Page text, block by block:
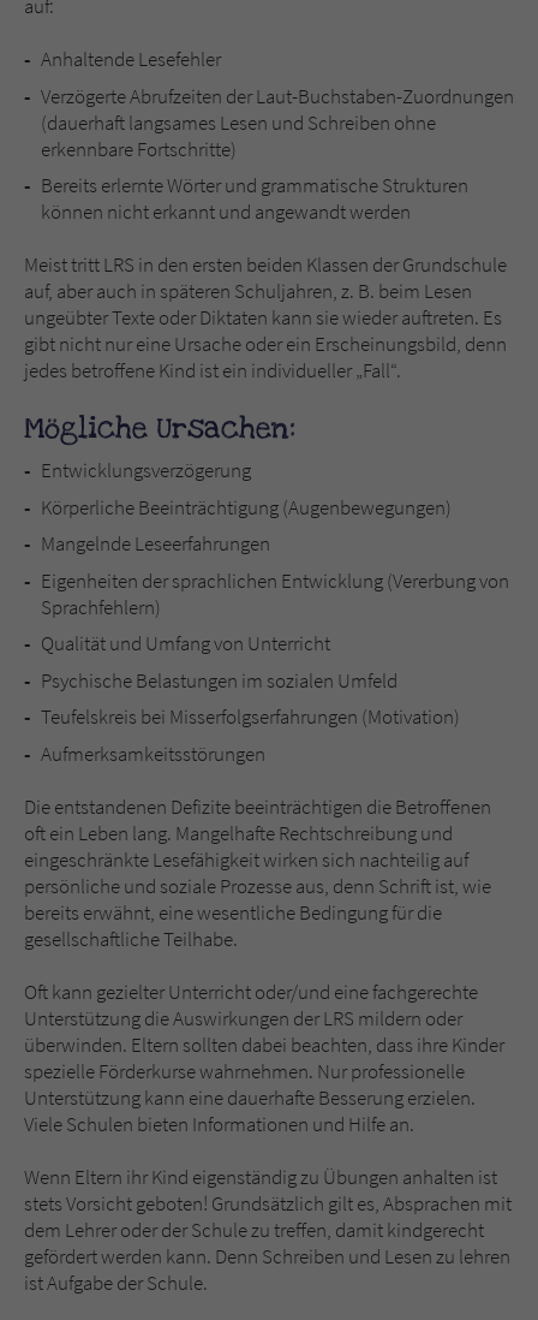
auf:
Anhaltende Lesefehler
Verzögerte Abrufzeiten der Laut-Buchstaben-Zuordnungen
(dauerhaft langsames Lesen und Schreiben ohne
erkennbare Fortschritte)
Bereits erlernte Wörter und grammatische Strukturen
können nicht erkannt und angewandt werden
Meist tritt LRS in den ersten beiden Klassen der Grundschule
auf, aber auch in späteren Schuljahren, z. B. beim Lesen
ungeübter Texte oder Diktaten kann sie wieder auftreten. Es
gibt nicht nur eine Ursache oder ein Erscheinungsbild, denn
jedes betroffene Kind ist ein individueller „Fall“.
Mögliche Ursachen:
Entwicklungsverzögerung
Körperliche Beeinträchtigung (Augenbewegungen)
Mangelnde Leseerfahrungen
Eigenheiten der sprachlichen Entwicklung (Vererbung von
Sprachfehlern)
Qualität und Umfang von Unterricht
Psychische Belastungen im sozialen Umfeld
Teufelskreis bei Misserfolgserfahrungen (Motivation)
Aufmerksamkeitsstörungen
Die entstandenen Defizite beeinträchtigen die Betroffenen
oft ein Leben lang. Mangelhafte Rechtschreibung und
eingeschränkte Lesefähigkeit wirken sich nachteilig auf
persönliche und soziale Prozesse aus, denn Schrift ist, wie
bereits erwähnt, eine wesentliche Bedingung für die
gesellschaftliche Teilhabe.
Oft kann gezielter Unterricht oder/und eine fachgerechte
Unterstützung die Auswirkungen der LRS mildern oder
überwinden. Eltern sollten dabei beachten, dass ihre Kinder
spezielle Förderkurse wahrnehmen. Nur professionelle
Unterstützung kann eine dauerhafte Besserung erzielen.
Viele Schulen bieten Informationen und Hilfe an.
Wenn Eltern ihr Kind eigenständig zu Übungen anhalten ist
stets Vorsicht geboten! Grundsätzlich gilt es, Absprachen mit
dem Lehrer oder der Schule zu treffen, damit kindgerecht
gefördert werden kann. Denn Schreiben und Lesen zu lehren
ist Aufgabe der Schule.
Name tx_pwcomments_ahash
Anbieter Literatur-Couch Medien GmbH & Co. KG
Zweck Cookie für Kommentare einzelner Buchtitel
Name fe_typo_user
Anbieter Literatur-Couch Medien GmbH & Co. KG
Laufzeit
Zweck
Dieses Cookie gewährleistet die
Benutzer. Es wird benötigt um z. B. den
Sicherheitscode des Kontaktformulars zu
überprüfen.